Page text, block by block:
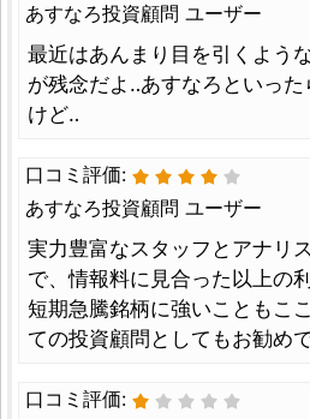
あすなろ投資顧問 ユーザー
最近はあんまり目を引くよう
が残念だよ‥あすなろといっ
けど‥
口コミ評価:
あすなろ投資顧問 ユーザー
実力豊富なスタッフとアナリ
で、情報料に見合った以上の
短期急騰銘柄に強いこともこ
ての投資顧問としてもお勧めで
口コミ評価: